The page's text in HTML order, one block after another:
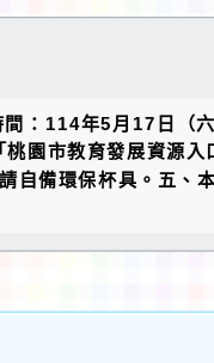
：114年5月17日（
園市教育發展資源
自備環保杯具。五、